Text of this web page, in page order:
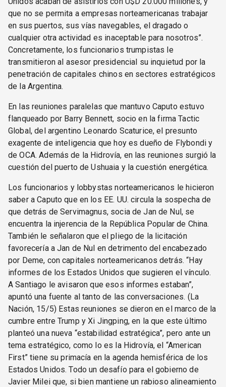
que no se permita a empresas norteamericanas trabajar
en sus puertos, sus vías navegables, el dragado o
cualquier otra actividad es inaceptable para nosotros”.
Concretamente, los funcionarios trumpistas le
transmitieron al asesor presidencial su inquietud por la
penetración de capitales chinos en sectores estratégicos
de la Argentina.
En las reuniones paralelas que mantuvo Caputo estuvo
flanqueado por Barry Bennett, socio en la firma Tactic
Global, del argentino Leonardo Scaturice, el presunto
exagente de inteligencia que hoy es dueño de Flybondi y
de OCA. Además de la Hidrovía, en las reuniones surgió la
cuestión del puerto de Ushuaia y la cuestión energética.
Los funcionarios y lobbystas norteamericanos le hicieron
saber a Caputo que en los EE. UU. circula la sospecha de
que detrás de Servimagnus, socia de Jan de Nul, se
encuentra la injerencia de la República Popular de China.
También le señalaron que el pliego de la licitación
favorecería a Jan de Nul en detrimento del encabezado
por Deme, con capitales norteamericanos detrás. “Hay
informes de los Estados Unidos que sugieren el vínculo.
A Santiago le avisaron que esos informes estaban”,
apuntó una fuente al tanto de las conversaciones. (La
Nación, 15/5) Estas reuniones se dieron en el marco de la
cumbre entre Trump y Xi Jingping, en la que este último
planteó una nueva “estabilidad estratégica”, pero ante un
tema estratégico, como lo es la Hidrovía, el “American
First” tiene su primacía en la agenda hemisférica de los
Estados Unidos. Todo un desafío para el gobierno de
Javier Milei que, si bien mantiene un rabioso alineamiento